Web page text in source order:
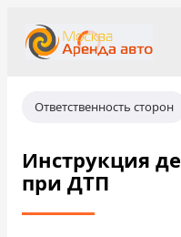
+7 (499) 455-01-48
rent@moscowrentacar.ru
Условия аренды
Ответственность сторон
Инструкция
при ДТП